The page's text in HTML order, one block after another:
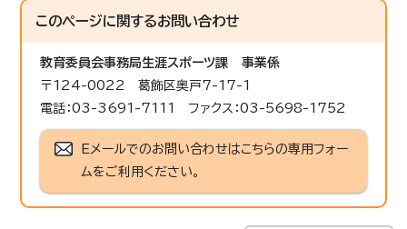
このページに関するお問い合わせ
教育委員会事務局生涯スポーツ課
事業係
〒124-0022 葛飾区奥戸7-17-1
電話：03-3691-7111 ファクス：03-5698-1752
Eメールでのお問い合わせはこちらの専用フォー
ムをご利用ください。